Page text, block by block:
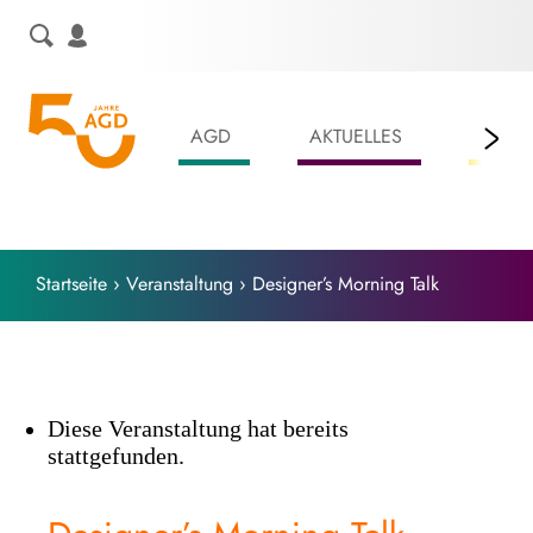
AGD AKTUELLES
Startseite › Veranstaltung › Designer’s Morning Talk
Diese Veranstaltung hat bereits
stattgefunden.